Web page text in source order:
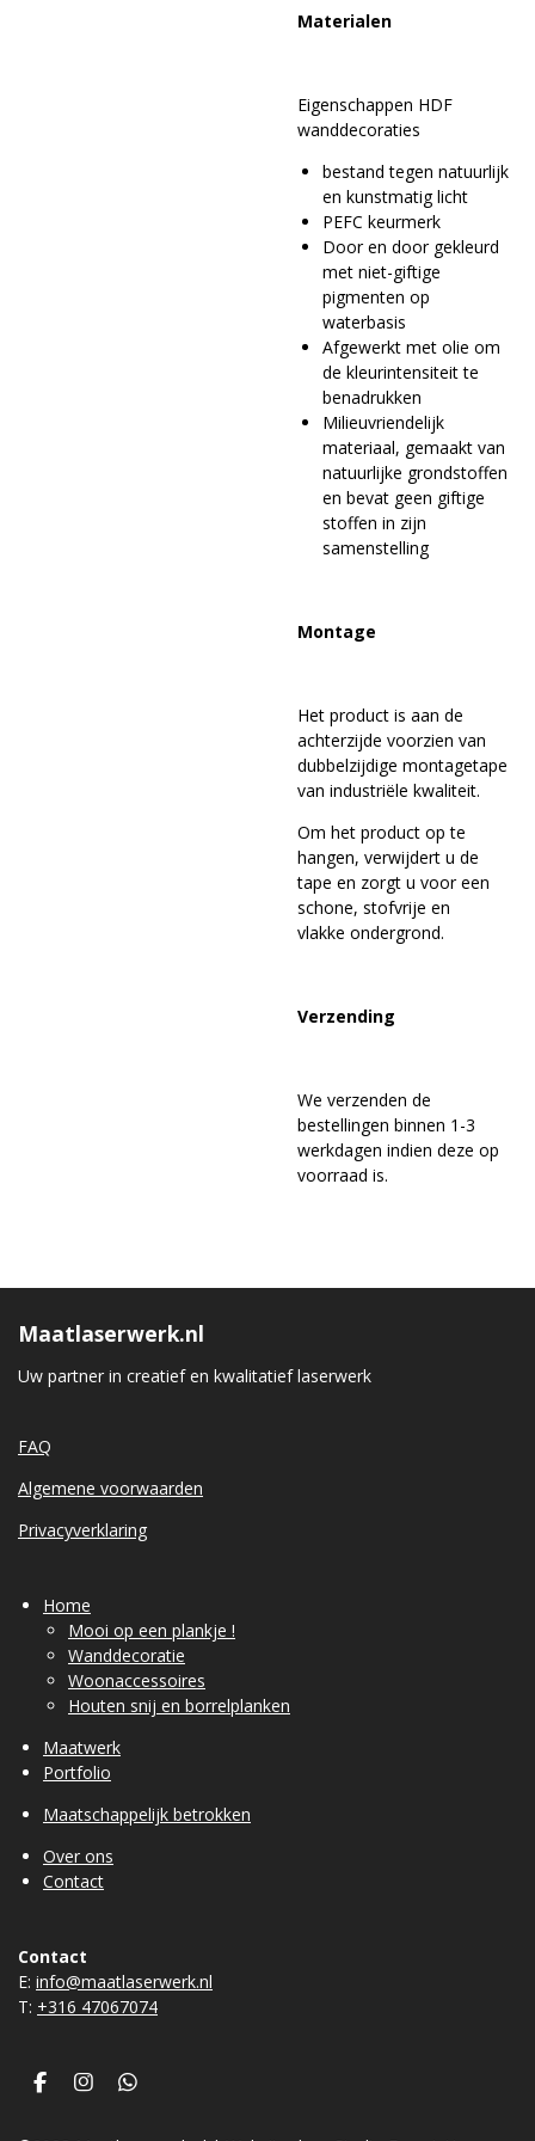
Materialen
Eigenschappen HDF
wanddecoraties
bestand tegen natuurlijk
en kunstmatig licht
PEFC keurmerk
Door en door gekleurd
met niet-giftige
pigmenten op
waterbasis
Afgewerkt met olie om
de kleurintensiteit te
benadrukken
Milieuvriendelijk
materiaal, gemaakt van
natuurlijke grondstoffen
en bevat geen giftige
stoffen in zijn
samenstelling
Montage
Het product is aan de
achterzijde voorzien van
dubbelzijdige montagetape
van industriële kwaliteit.
Om het product op te
hangen, verwijdert u de
tape en zorgt u voor een
schone, stofvrije en
vlakke ondergrond.
Verzending
We verzenden de
bestellingen binnen 1-3
werkdagen indien deze op
voorraad is.
Maatlaserwerk.nl
Uw partner in creatief en kwalitatief laserwerk
FAQ
Algemene voorwaarden
Privacyverklaring
Home
Mooi op een plankje !
Wanddecoratie
Woonaccessoires
Houten snij en borrelplanken
Maatwerk
Portfolio
Maatschappelijk betrokken
Over ons
Contact
Contact
E: info@maatlaserwerk.nl
T: +316 47067074
F
I
W